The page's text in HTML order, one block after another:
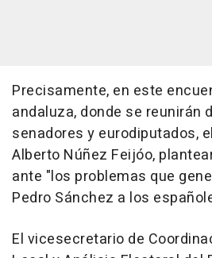
Precisamente, en este
andaluza, donde se reunirán
senadores y eurodiputados,
Alberto Núñez Feijóo,
ante "los problemas que
Pedro Sánchez a los
El vicesecretario de